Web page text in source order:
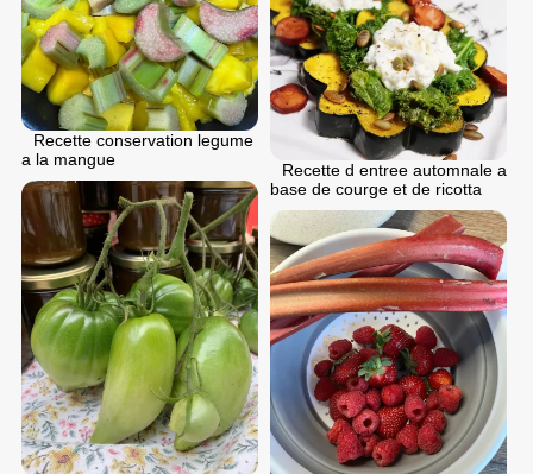
Recette conservation legume
a la mangue
Recette d entree automnale a
base de courge et de ricotta